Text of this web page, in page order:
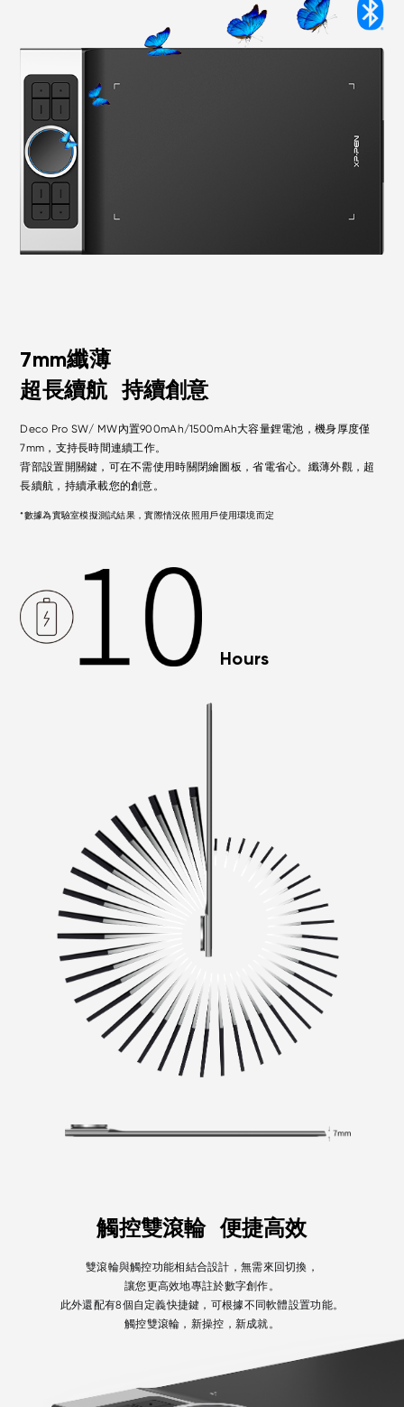
7mm纖薄
超長續航
持續創意
Deco Pro SW/ MW內置900mAh/1500mAh大容量鋰電池，機身厚度僅
7mm，支持長時間連續工作。
背部設置開關鍵，可在不需使用時關閉繪圖板，省電省心。纖薄外觀，超
長續航，持續承載您的創意。
*數據為實驗室模擬測試結果，實際情況依照用戶使用環境而定
Hours
觸控雙滾輪 便捷高效
雙滾輪與觸控功能相結合設計，無需來回切換，
讓您更高效地專註於數字創作。
此外還配有8個自定義快捷鍵，可根據不同軟體設置功能。
觸控雙滾輪，新操控，新成就。